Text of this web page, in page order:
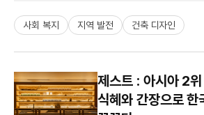
사회 복지 지역 발전 건축 디자인
제스트 : 아시아 2
식혜와 간장으로 한